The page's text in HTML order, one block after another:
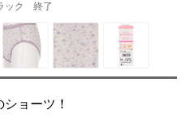
ック 終了
ョーツ！